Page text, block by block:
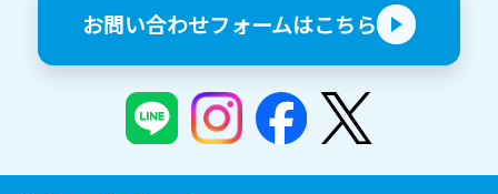
お問い合わせフォームはこちら